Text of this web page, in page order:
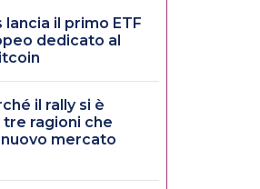
lancia il primo ETF
dedicato al
il rally si è
ragioni che
mercato